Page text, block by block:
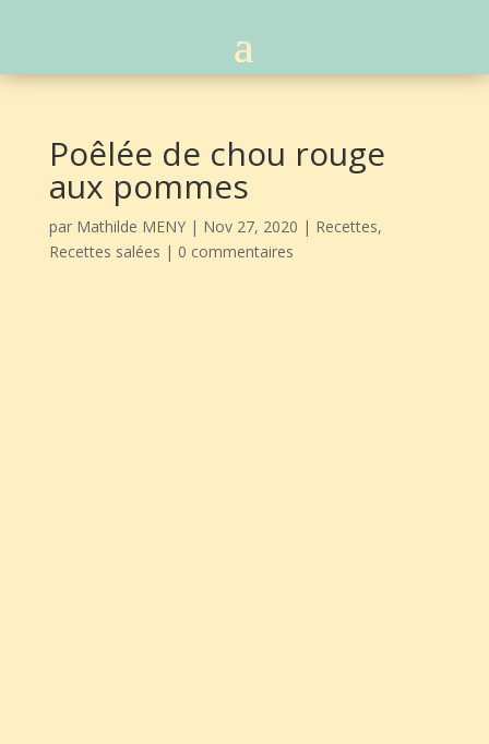
Poêlée de chou rouge
aux pommes
par Mathilde MENY| Nov 27, 2020 | Recettes,
Recettes salées | 0 commentaires